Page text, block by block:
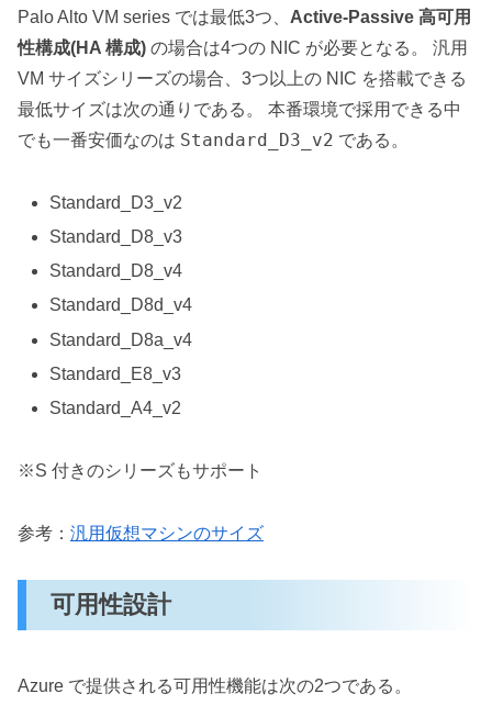
Palo Alto VM series では最低3つ、 Active-Passive 高可用
性構成(HA 構成) の場合は4つの NIC が必要となる。 汎用
VM サイズシリーズの場合、3つ以上の NIC を搭載できる
最低サイズは次の通りである。 本番環境で採用できる中
でも一番安価なのは Standard_D3_v2 である。
Standard_D3_v2
Standard_D8_v3
Standard_D8_v4
Standard_D8d_v4
Standard_D8a_v4
Standard_E8_v3
Standard_A4_v2
※S 付きのシリーズもサポート
参考： 汎用仮想マシンのサイズ
可用性設計
Azure で提供される可用性機能は次の2つである。